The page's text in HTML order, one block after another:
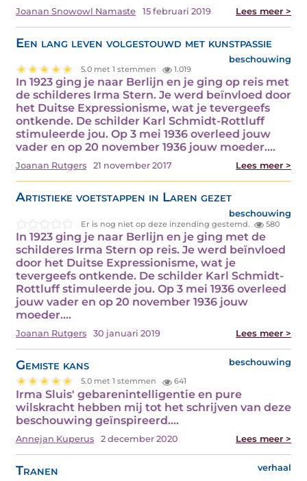
Joanan Snowowl Namaste 15 februari 2019 Lees meer >
Een lang leven volgestouwd met kunstpassie
beschouwing
5.0 met 1 stemmen 1.019
In 1923 ging je naar Berlijn en je ging op reis met
de schilderes Irma Stern. Je werd beïnvloed door
het Duitse Expressionisme, wat je tevergeefs
ontkende. De schilder Karl Schmidt-Rottluff
stimuleerde jou. Op 3 mei 1936 overleed jouw
vader en op 20 november 1936 jouw moeder.…
Joanan Rutgers 21 november 2017 Lees meer >
Artistieke voetstappen in Laren gezet
beschouwing
Er is nog niet op deze inzending gestemd. 580
In 1923 ging je naar Berlijn en je ging met de
schilderes Irma Stern op reis. Je werd beïnvloed
door het Duitse Expressionisme, wat je
tevergeefs ontkende. De schilder Karl Schmidt-
Rottluff stimuleerde jou. Op 3 mei 1936 overleed
jouw vader en op 20 november 1936 jouw
moeder.…
Joanan Rutgers 30 januari 2019 Lees meer >
Gemiste kans beschouwing
5.0 met 1 stemmen 641
Irma Sluis' gebarenintelligentie en pure
wilskracht hebben mij tot het schrijven van deze
beschouwing geïnspireerd.…
Annejan Kuperus 2 december 2020 Lees meer >
Tranen verhaal